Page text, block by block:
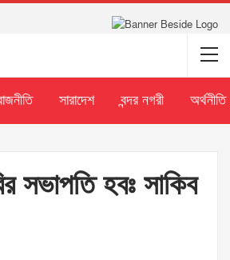
সারাদেশ বন্দর নগরী অর্থনীতি
সভাপতি হবঃ সাকিব